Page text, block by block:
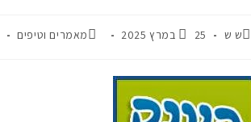
ש ש 25 במרץ 2025 מאמרים וטיפים